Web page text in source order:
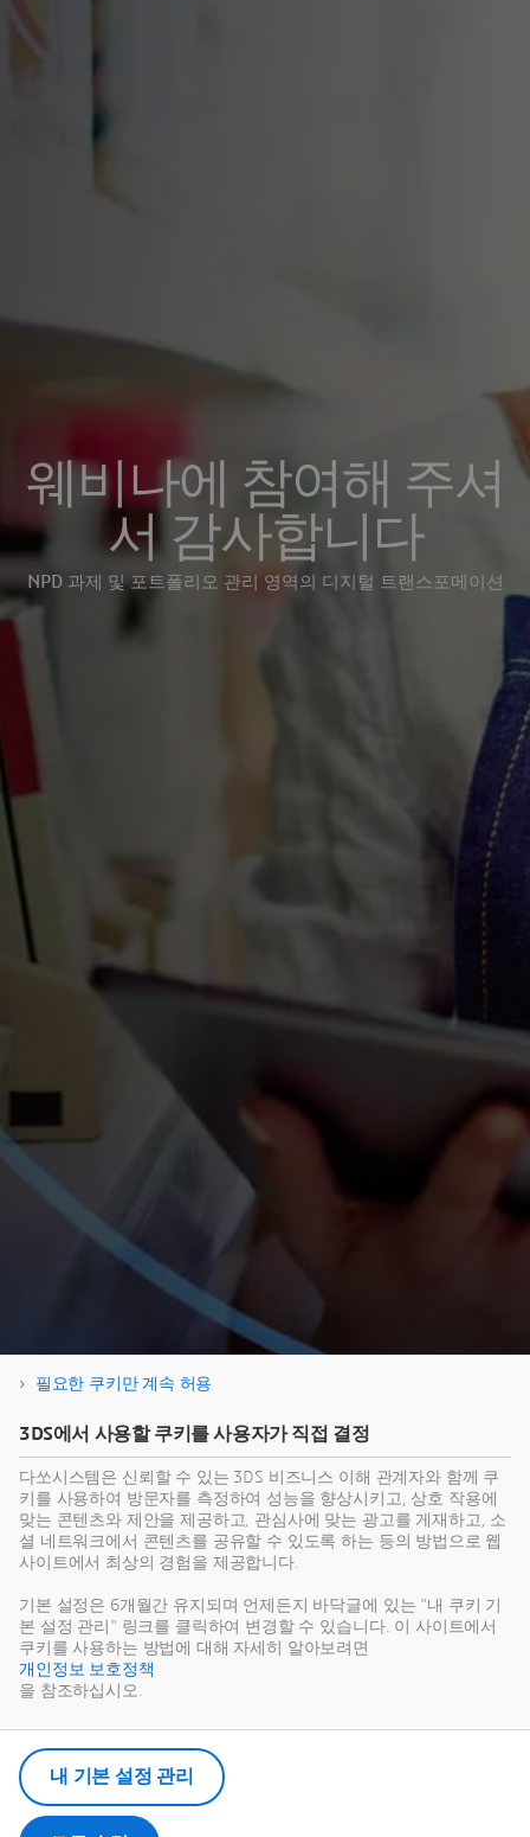
웨비나에 참여해 주셔
서 감사합니다
NPD 과제 및 포트폴리오 관리 영역의 디지털 트랜스포메이션
NPD 과제 및 포트폴리오 관리 영역의 디지털 트
이 콘텐츠는 제삼자가 호스팅합니다. 외부 콘텐츠를 표시하면
내 선택을 기억합니다.
귀하의 선택은 Dassault Systèmes에서 관리하는 쿠키에 저장됩니다.
필요한 쿠키만 계속 허용
3DS에서 사용할 쿠키를 사용자가 직접 결정
다쏘시스템은 신뢰할 수 있는 3DS 비즈니스 이해 관계자와 함께 쿠
키를 사용하여 방문자를 측정하여 성능을 향상시키고, 상호 작용에
맞는 콘텐츠와 제안을 제공하고, 관심사에 맞는 광고를 게재하고, 소
셜 네트워크에서 콘텐츠를 공유할 수 있도록 하는 등의 방법으로 웹
사이트에서 최상의 경험을 제공합니다.
기본 설정은 6개월간 유지되며 언제든지 바닥글에 있는 "내 쿠키 기
본 설정 관리" 링크를 클릭하여 변경할 수 있습니다. 이 사이트에서
쿠키를 사용하는 방법에 대해 자세히 알아보려면
개인정보 보호정책
을 참조하십시오.
내 기본 설정 관리